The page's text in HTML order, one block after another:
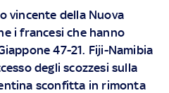
vincente della Nuova
i francesi che hanno
47-21. Fiji-Namibia
degli scozzesi sulla
sconfitta in rimonta